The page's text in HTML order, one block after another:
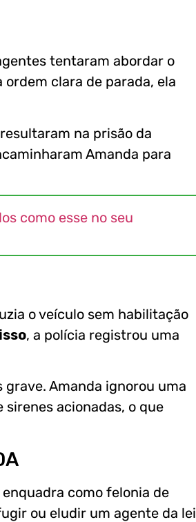
tentaram abordar o
clara de parada, ela
na prisão da
Amanda para
como esse no seu
o veículo sem habilitação
, a polícia registrou uma
Amanda ignorou uma
acionadas, o que
como felonia de
ou eludir um agente da lei